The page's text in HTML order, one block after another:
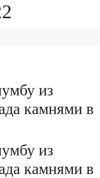
из
камнями в
из
камнями в